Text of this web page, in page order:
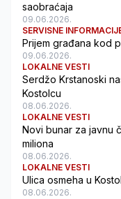
saobraćaja
09.06.2026.
SERVISNE
Prijem građana kod
09.06.2026.
LOKALNE VESTI
Serdžo Krstanoski
Kostolcu
08.06.2026.
LOKALNE VESTI
Novi bunar za javnu
miliona
08.06.2026.
LOKALNE VESTI
Ulica osmeha u
08.06.2026.